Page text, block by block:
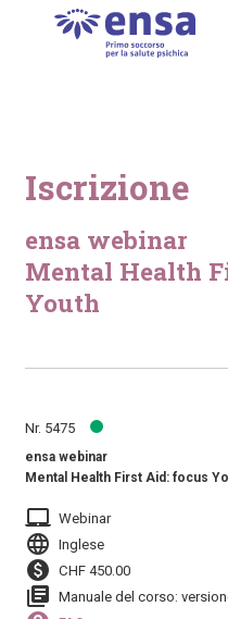
Iscrizione
ensa webinar
Mental Health
Youth
Nr. 5475
ensa webinar
Mental Health First Aid: focus
laptop_mac Webinar
language Inglese
paid CHF 450.00
library_books Manuale del corso: